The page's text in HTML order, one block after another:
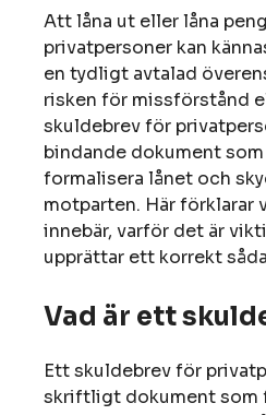
Att låna ut eller låna
privatpersoner kan
en tydligt avtalad
risken för missförstånd
skuldebrev för
bindande dokument
formalisera lånet och
motparten. Här förklarar
innebär, varför det är
upprättar ett korrekt
Vad är ett
Ett skuldebrev för
skriftligt dokument som